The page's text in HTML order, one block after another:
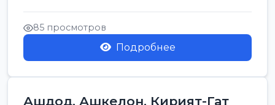
БОНУСЫ 1500 ШЕК ...
85 просмотров
Подробнее
Ашдод, Ашкелон, Кирият-Гат